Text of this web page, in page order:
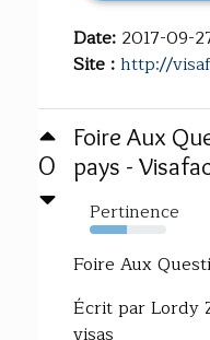
Date: 2017-09-
Site :http://
0
Foire Aux
pays -
Pertinence
48%
Foire Aux
Écrit par Lordy